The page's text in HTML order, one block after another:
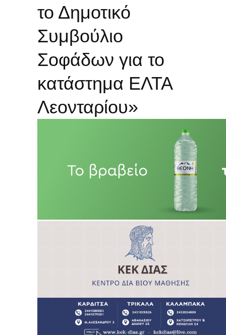
το Δημοτικό
Συμβούλιο
Σοφάδων για το
κατάστημα ΕΛΤΑ
Λεονταρίου»